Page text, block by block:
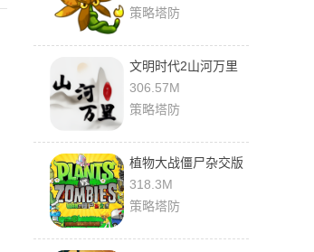
策略塔防
文明时代2山河万里
mod 1.26R(胜利日)
安卓版
306.57M
策略塔防
植物大战僵尸杂交版
0.5.1 最新版
318.3M
策略塔防